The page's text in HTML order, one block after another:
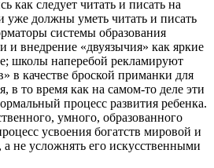
как следует читать и писать на
уже должны уметь читать и писать
системы образования
и внедрение «двуязычия» как яркие
школы наперебой рекламируют
в качестве броской приманки для
в то время как на самом-то деле эти
процесс развития ребенка.
умного, образованного
усвоения богатств мировой и
не усложнять его искусственными